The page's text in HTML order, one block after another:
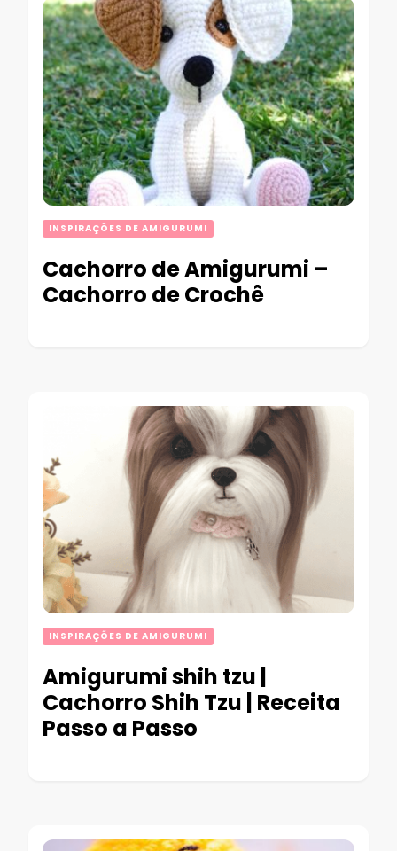
INSPIRAÇÕES DE AMIGURUMI
Cachorro de Amigurumi –
Cachorro de Crochê
INSPIRAÇÕES DE AMIGURUMI
Amigurumi shih tzu |
Cachorro Shih Tzu | Receita
Passo a Passo